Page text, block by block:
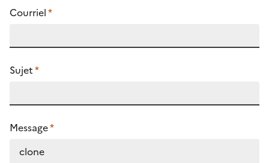
Courriel*
Sujet*
Message*